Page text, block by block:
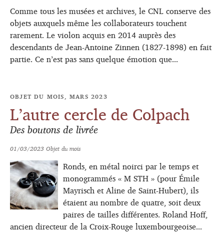
Comme tous les musées et archives, le CNL conserve des
objets auxquels même les collaborateurs touchent
rarement. Le violon acquis en 2014 auprès des
descendants de Jean-Antoine Zinnen (1827-1898) en fait
partie. Ce n’est pas sans quelque émotion que...
OBJET DU MOIS, MARS 2023
L’autre cercle de Colpach
Des boutons de livrée
01/03/2023Objet du mois
Ronds, en métal noirci par le temps et
monogrammés « M STH » (pour Émile
Mayrisch et Aline de Saint-Hubert), ils
étaient au nombre de quatre, soit deux
paires de tailles différentes. Roland Hoff,
ancien directeur de la Croix-Rouge luxembourgeoise...